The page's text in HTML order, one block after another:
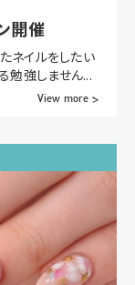
開催
ネイルをしたい
強しません...
View more >